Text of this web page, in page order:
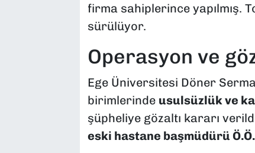
firma sahiplerince yapılmış.
sürülüyor.
Operasyon ve
Ege Üniversitesi Döner
birimlerinde usulsüzlük ve
şüpheliye gözaltı kararı
eski hastane başmüdürü Ö.Ö.